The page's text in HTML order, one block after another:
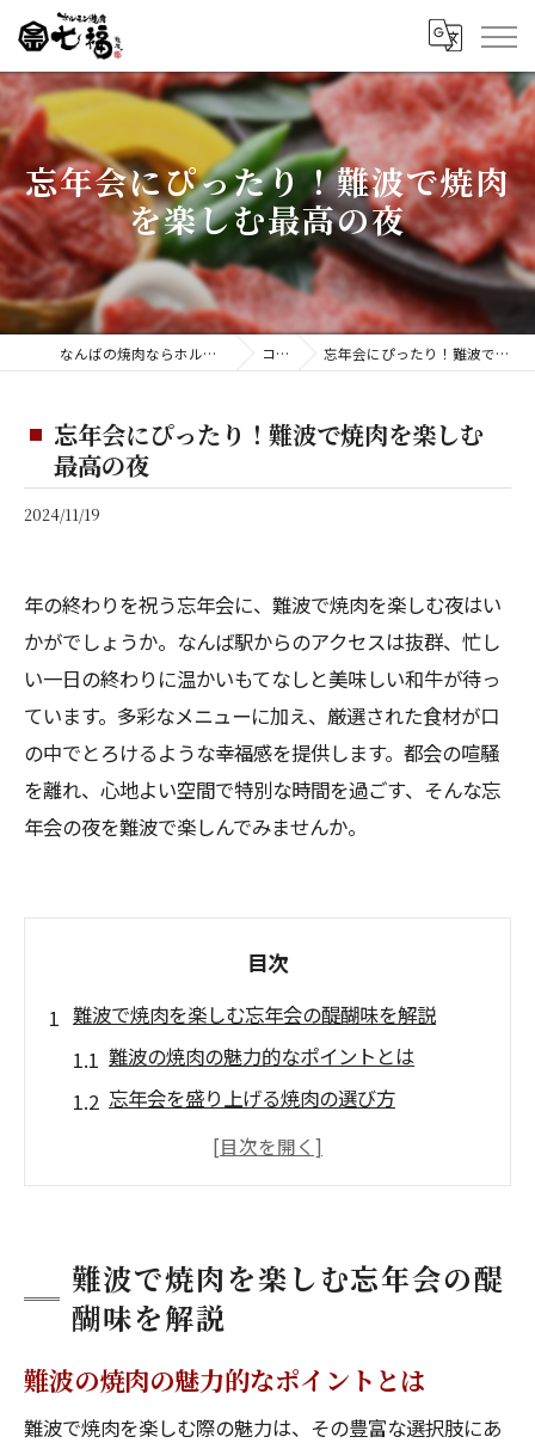
忘年会にぴったり！難波で焼肉
を楽しむ最高の夜
なんばの焼肉ならホルモン焼肉 七福 難波店 コラム 忘年会にぴったり！難波で焼肉を楽しむ最高の夜
忘年会にぴったり！難波で焼肉を楽しむ
最高の夜
2024/11/19
年の終わりを祝う忘年会に、難波で焼肉を楽しむ夜はい
かがでしょうか。なんば駅からのアクセスは抜群、忙し
い一日の終わりに温かいもてなしと美味しい和牛が待っ
ています。多彩なメニューに加え、厳選された食材が口
の中でとろけるような幸福感を提供します。都会の喧騒
を離れ、心地よい空間で特別な時間を過ごす、そんな忘
年会の夜を難波で楽しんでみませんか。
目次
難波で焼肉を楽しむ忘年会の醍醐味を解説
難波の焼肉の魅力的なポイントとは
忘年会を盛り上げる焼肉の選び方
難波駅周辺の隠れ家焼肉スポット
焼肉で心温まる忘年会を演出するコツ
和牛の歴史と難波での現在
忘年会に最適な難波で焼肉を予約するヒント
難波での焼肉店の選び方ガイド
忘年会におすすめのプライベート空間
難波で焼肉を楽しむ忘年会の醍
醐味を解説
難波の焼肉の魅力的なポイントとは
難波で焼肉を楽しむ際の魅力は、その豊富な選択肢にあ